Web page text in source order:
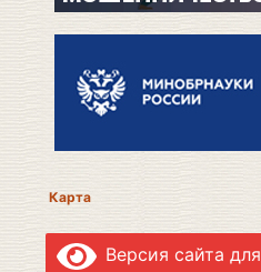
Карта
Версия сайта для